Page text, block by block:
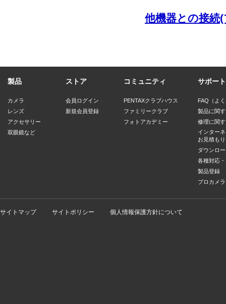
他機器との接続
製品
カメラ
レンズ
アクセサリー
双眼鏡など
ストア
会員ログイン
新規会員登録
コミュニティ
PENTAXクラブハウス
ファミリークラブ
フォトアカデミー
サポート
FAQ（よ
製品に関
修理に関
インター
お見積もり
ダウンロ
各種対応
製品登録
プロカメ
サイトマップ サイトポリシー 個人情報保護方針について